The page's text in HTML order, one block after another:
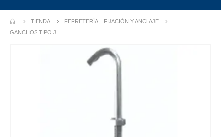
TIENDA FERRETERÍA,
FIJACIÓN Y ANCLAJE
GANCHOS TIPO J